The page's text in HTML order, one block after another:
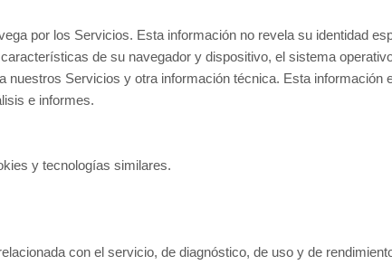
por los Servicios. Esta información no revela su identidad
de su navegador y dispositivo, el sistema
Servicios y otra información técnica. Esta
e informes.
y tecnologías similares.
con el servicio, de diagnóstico, de uso y de